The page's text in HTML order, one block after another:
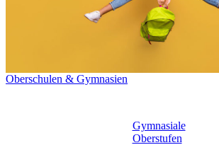
Oberschulen & Gymnasien
Gymnasiale
Oberstufen